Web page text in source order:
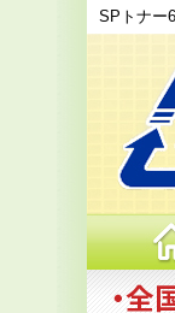
SPトナー